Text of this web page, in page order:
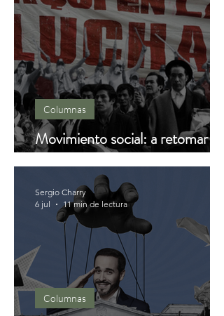
Movimiento social: a retomar la
Columnas
Columnas
Sergio Charry
6 jul
11 min de lectura